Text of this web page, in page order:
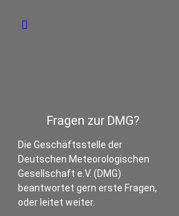
Fragen zur DMG?
Die Geschäftsstelle der
Deutschen Meteorologischen
Gesellschaft e.V. (DMG)
beantwortet gern erste Fragen,
oder leitet weiter.